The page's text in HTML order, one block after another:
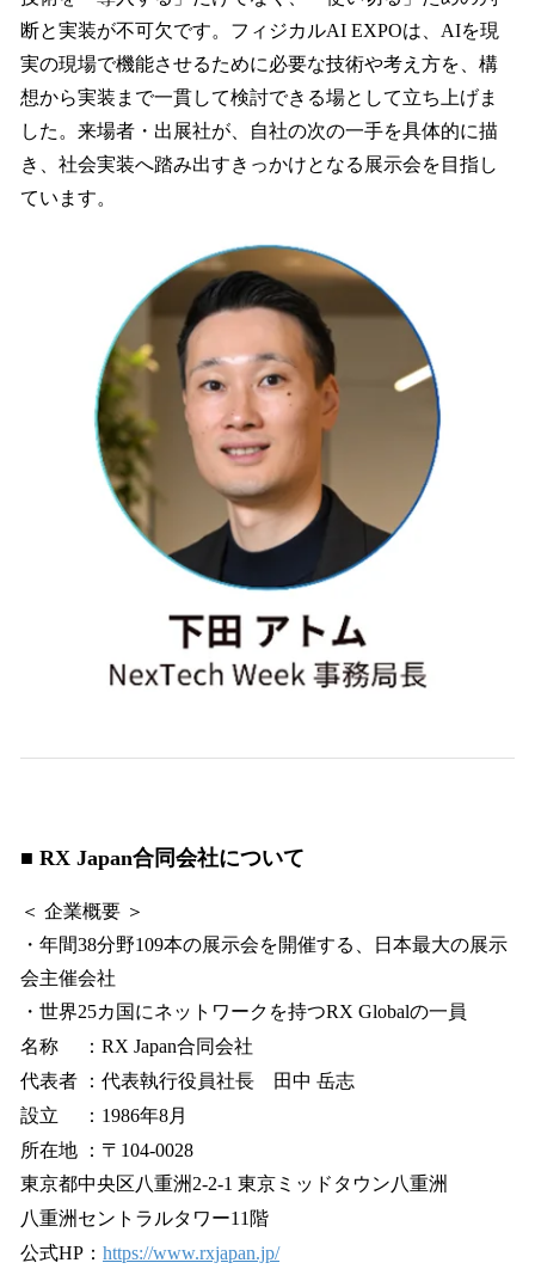
断と実装が不可欠です。フィジカルAI EXPOは、AIを現
実の現場で機能させるために必要な技術や考え方を、構
想から実装まで一貫して検討できる場として立ち上げま
した。来場者・出展社が、自社の次の一手を具体的に描
き、社会実装へ踏み出すきっかけとなる展示会を目指し
ています。
■ RX Japan合同会社について
＜ 企業概要 ＞
・年間38分野109本の展示会を開催する、日本最大の展示
会主催会社
・世界25カ国にネットワークを持つRX Globalの一員
名称 ：RX Japan合同会社
代表者 ：代表執行役員社長 田中 岳志
設立 ：1986年8月
所在地 ：〒104-0028
東京都中央区八重洲2-2-1 東京ミッドタウン八重洲
八重洲セントラルタワー11階
公式HP： https://www.rxjapan.jp/